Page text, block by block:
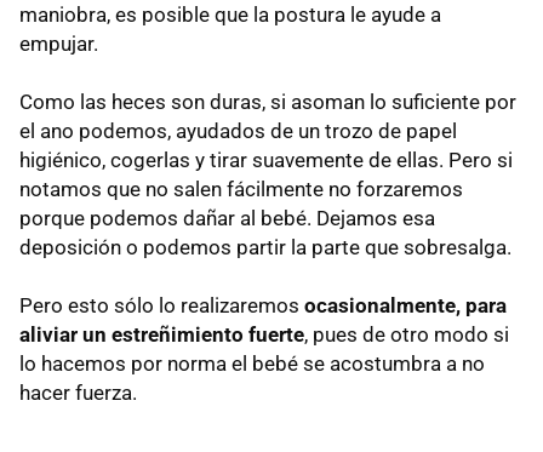
maniobra, es posible que la postura le ayude a
empujar.
Como las heces son duras, si asoman lo suficiente por
el ano podemos, ayudados de un trozo de papel
higiénico, cogerlas y tirar suavemente de ellas. Pero si
notamos que no salen fácilmente no forzaremos
porque podemos dañar al bebé. Dejamos esa
deposición o podemos partir la parte que sobresalga.
Pero esto sólo lo realizaremos ocasionalmente, para
aliviar un estreñimiento fuerte, pues de otro modo si
lo hacemos por norma el bebé se acostumbra a no
hacer fuerza.